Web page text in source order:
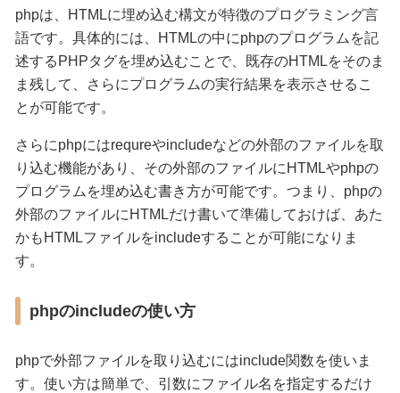
phpは、HTMLに埋め込む構文が特徴のプログラミング言
語です。具体的には、HTMLの中にphpのプログラムを記
述するPHPタグを埋め込むことで、既存のHTMLをそのま
ま残して、さらにプログラムの実行結果を表示させるこ
とが可能です。
さらにphpにはrequreやincludeなどの外部のファイルを取
り込む機能があり、その外部のファイルにHTMLやphpの
プログラムを埋め込む書き方が可能です。つまり、phpの
外部のファイルにHTMLだけ書いて準備しておけば、あた
かもHTMLファイルをincludeすることが可能になりま
す。
phpのincludeの使い方
phpで外部ファイルを取り込むにはinclude関数を使いま
す。使い方は簡単で、引数にファイル名を指定するだけ